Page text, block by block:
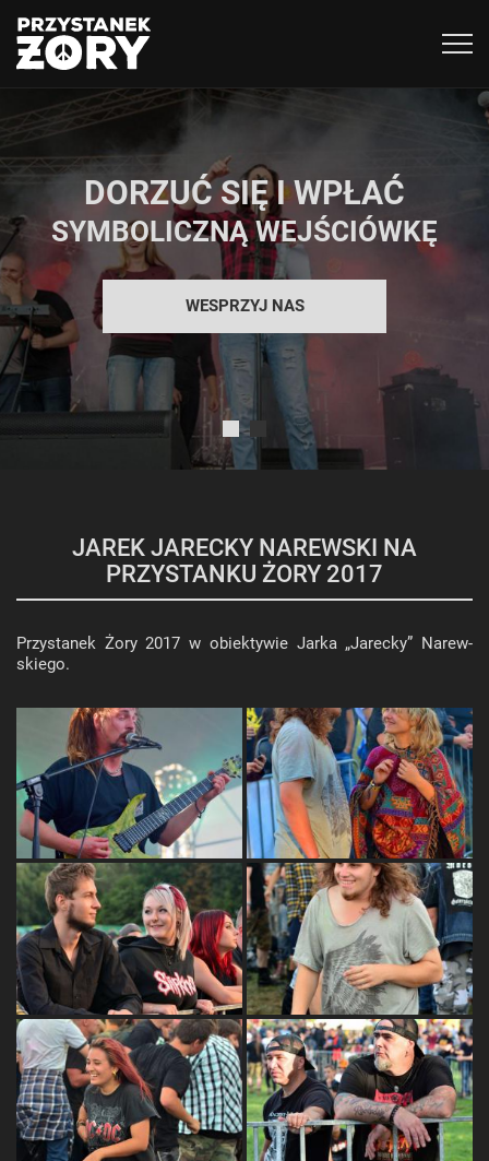
DORZUĆ SIĘ I WPŁAĆ
SYMBOLICZNĄ WEJŚCIÓWKĘ
WESPRZYJ NAS
JAREK JARECKY NAREWSKI NA
PRZYSTANKU ŻORY 2017
Przy­sta­nek Żory 2017 w obiek­ty­wie Jarka „Ja­rec­ky” Na­rew­
skie­go.